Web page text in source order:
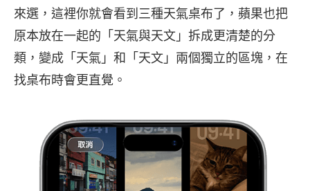
來選，這裡你就會看到三種天氣桌布了，蘋果也把
原本放在一起的「天氣與天文」拆成更清楚的分
類，變成「天氣」和「天文」兩個獨立的區塊，在
找桌布時會更直覺。